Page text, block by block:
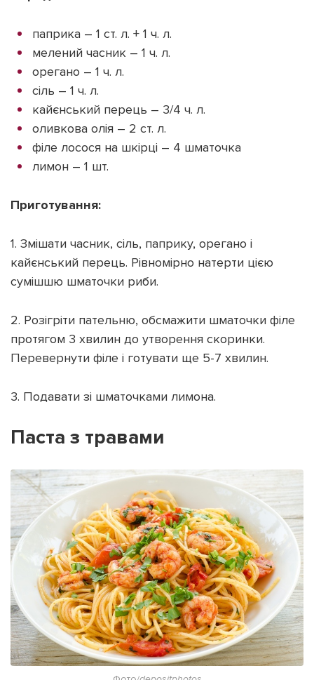
паприка – 1 ст. л. + 1 ч. л.
мелений часник – 1 ч. л.
орегано – 1 ч. л.
сіль – 1 ч. л.
кайєнський перець – 3/4 ч. л.
оливкова олія – ​​2 ст. л.
філе лосося на шкірці – 4 шматочка
лимон – 1 шт.
Приготування:
1. Змішати часник, сіль, паприку, орегано і
кайєнський перець. Рівномірно натерти цією
сумішшю шматочки риби.
2. Розігріти пательню, обсмажити шматочки філе
протягом 3 хвилин до утворення скоринки.
Перевернути філе і готувати ще 5-7 хвилин.
3. Подавати зі шматочками лимона.
Паста з травами